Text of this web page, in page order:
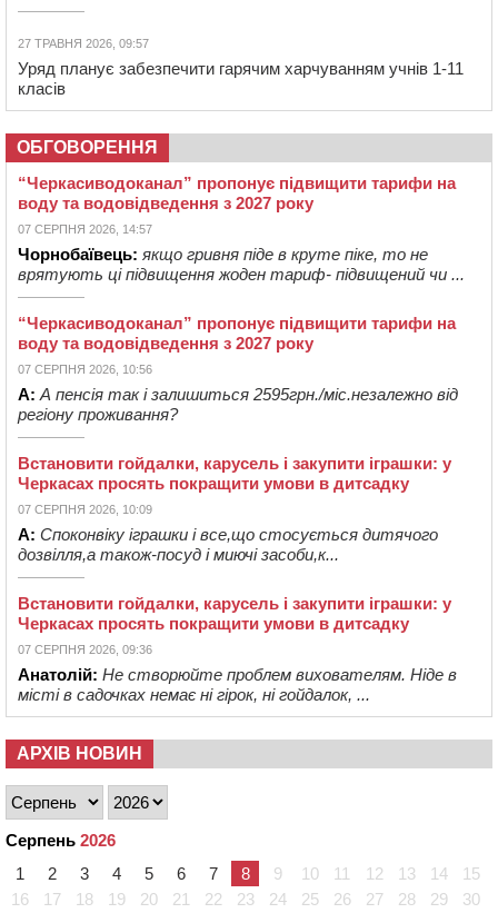
27 ТРАВНЯ 2026, 09:57
Уряд планує забезпечити гарячим харчуванням учнів 1-11
класів
ОБГОВОРЕННЯ
“Черкасиводоканал” пропонує підвищити тарифи на
воду та водовідведення з 2027 року
07 СЕРПНЯ 2026, 14:57
Чорнобаївець: якщо гривня піде в круте піке, то не
врятують ці підвищення жоден тариф- підвищений чи ...
“Черкасиводоканал” пропонує підвищити тарифи на
воду та водовідведення з 2027 року
07 СЕРПНЯ 2026, 10:56
А: А пенсія так і залишиться 2595грн./міс.незалежно від
регіону проживання?
Встановити гойдалки, карусель і закупити іграшки: у
Черкасах просять покращити умови в дитсадку
07 СЕРПНЯ 2026, 10:09
А: Споконвіку іграшки і все,що стосується дитячого
дозвілля,а також-посуд і миючі засоби,к...
Встановити гойдалки, карусель і закупити іграшки: у
Черкасах просять покращити умови в дитсадку
07 СЕРПНЯ 2026, 09:36
Анатолій: Не створюйте проблем вихователям. Ніде в
місті в садочках немає ні гірок, ні гойдалок, ...
АРХІВ НОВИН
Серпень 2026
1
2 3 4 5 6 7 8 9 10 11 12 13 14
15
16
17 18 19 20 21 22 23 24 25 26 27 28 29 30